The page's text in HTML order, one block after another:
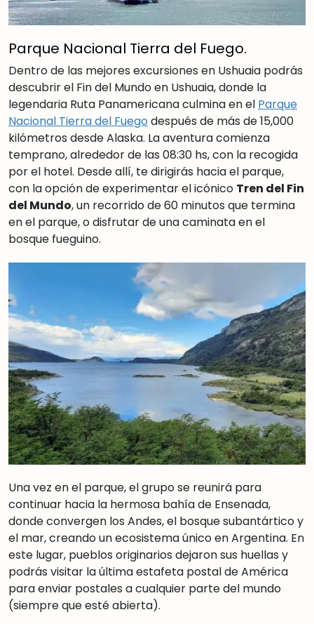
Parque Nacional Tierra del Fuego.
Dentro de las mejores excursiones en Ushuaia podrás
descubrir el Fin del Mundo en Ushuaia, donde la
legendaria Ruta Panamericana culmina en el Parque
Nacional Tierra del Fuego después de más de 15,000
kilómetros desde Alaska. La aventura comienza
temprano, alrededor de las 08:30 hs, con la recogida
por el hotel. Desde allí, te dirigirás hacia el parque,
con la opción de experimentar el icónico Tren del Fin
del Mundo, un recorrido de 60 minutos que termina
en el parque, o disfrutar de una caminata en el
bosque fueguino.
Una vez en el parque, el grupo se reunirá para
continuar hacia la hermosa bahía de Ensenada,
donde convergen los Andes, el bosque subantártico y
el mar, creando un ecosistema único en Argentina. En
este lugar, pueblos originarios dejaron sus huellas y
podrás visitar la última estafeta postal de América
para enviar postales a cualquier parte del mundo
(siempre que esté abierta).